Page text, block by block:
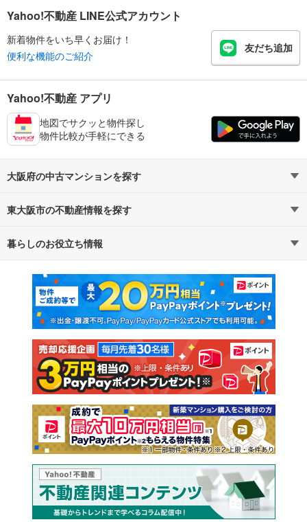
Yahoo!不動産 LINE公式アカウント
新着物件をいち早くお届け！
便利な機能のご紹介
友だち追加
Yahoo!不動産 アプリ
地図でサクッと物件探し
物件比較が手軽にできる
大阪府の中古マンションを探す
路線・駅から探す
通勤・通学時間から探す
東大阪市の不動産情報を探す
不動産・住宅
新築マンション 中古マンション
新築一戸建て 中古一戸建て
注文住宅 土地
売却査定
暮らしのお役立ち情報
マンションカタログ 教えて！住まいの先生